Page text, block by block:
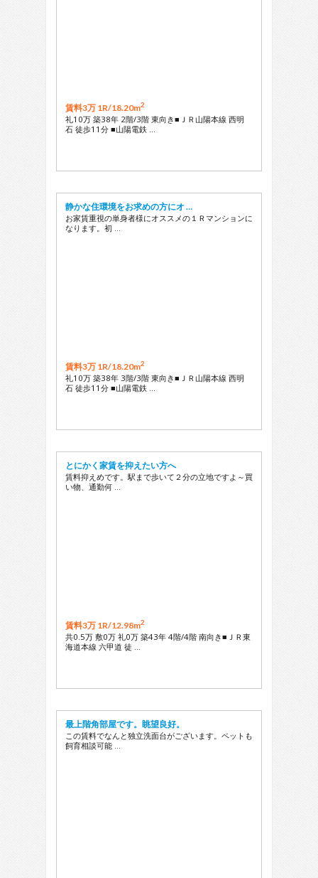
賃料3万 1R/18.20m2
礼10万 築38年 2階/3階 東向き■ＪＲ山陽本線 西明
石 徒歩11分 ■山陽電鉄 …
静かな住環境をお求めの方にオ …
お家賃重視の単身者様にオススメの１Ｒマンションに
なります。初 …
賃料3万 1R/18.20m2
礼10万 築38年 3階/3階 東向き■ＪＲ山陽本線 西明
石 徒歩11分 ■山陽電鉄 …
とにかく家賃を抑えたい方へ
賃料抑えめです。駅まで歩いて２分の立地ですよ～買
い物、通勤何 …
賃料3万 1R/12.98m2
共0.5万 敷0万 礼0万 築43年 4階/4階 南向き■ＪＲ東
海道本線 六甲道 徒 …
最上階角部屋です。眺望良好。
この賃料でなんと独立洗面台がございます。ペットも
飼育相談可能 …